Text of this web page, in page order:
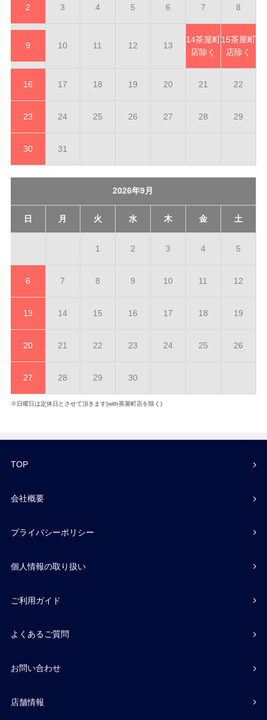
2 3 4 5 6 7 8
9 10 11 12 13
14茶屋町
店除く
15茶屋町
店除く
16 17 18 19 20 21 22
23 24 25 26 27 28 29
30 31
2026年9月
日 月 火 水 木 金 土
1 2 3 4 5
6 7 8 9 10 11 12
13 14 15 16 17 18 19
20 21 22 23 24 25 26
27 28 29 30
※日曜日は定休日とさせて頂きます(with茶屋町店を除く)
TOP
会社概要
プライバシーポリシー
個人情報の取り扱い
ご利用ガイド
よくあるご質問
お問い合わせ
店舗情報